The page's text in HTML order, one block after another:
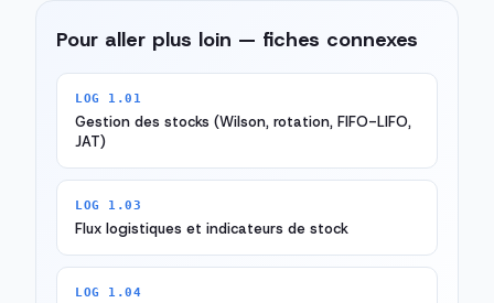
Pour aller plus loin — fiches connexes
LOG 1.01
Gestion des stocks (Wilson, rotation, FIFO-LIFO,
JAT)
LOG 1.03
Flux logistiques et indicateurs de stock
LOG 1.04